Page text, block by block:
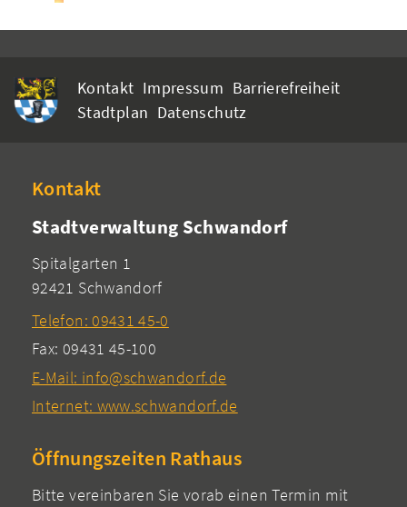
Kontakt Impressum Barrierefreiheit
Stadtplan Datenschutz
Kontakt
Stadtverwaltung Schwandorf
Spitalgarten 1
92421 Schwandorf
Telefon: 09431 45-0
Fax: 09431 45-100
E-Mail: info@schwandorf.de
Internet: www.schwandorf.de
Öffnungszeiten Rathaus
Bitte vereinbaren Sie vorab einen Termin mit